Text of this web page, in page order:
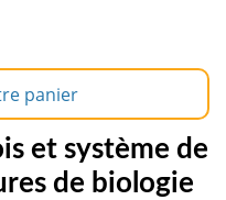
panier
et système de
de biologie